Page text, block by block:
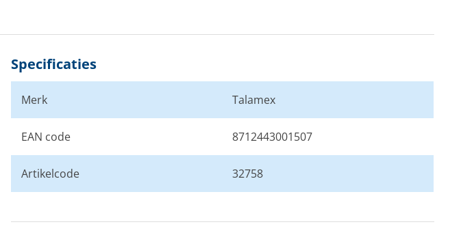
Specificaties
Merk Talamex
EAN code 8712443001507
Artikelcode 32758